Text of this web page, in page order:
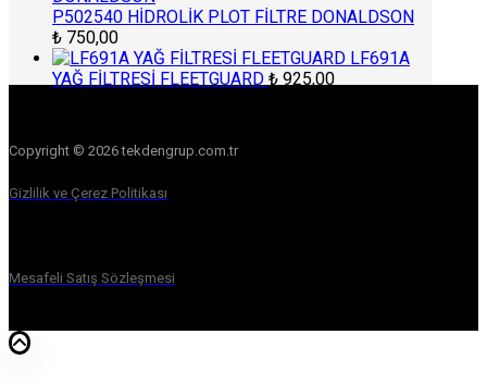
P502540 HİDROLİK PLOT FİLTRE DONALDSON
₺ 750,00
LF691A
YAĞ FİLTRESİ FLEETGUARD ₺ 925,00
Copyright © 2026 tekdengrup.com.tr
Gizlilik ve Çerez Politikası
Mesafeli Satış Sözleşmesi